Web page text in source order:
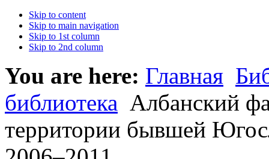
Skip to content
Skip to main navigation
Skip to 1st column
Skip to 2nd column
You are here: Главная
библиотека Албанский
территории бывшей